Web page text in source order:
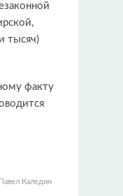
тысяч)
факту
Павел Каледин